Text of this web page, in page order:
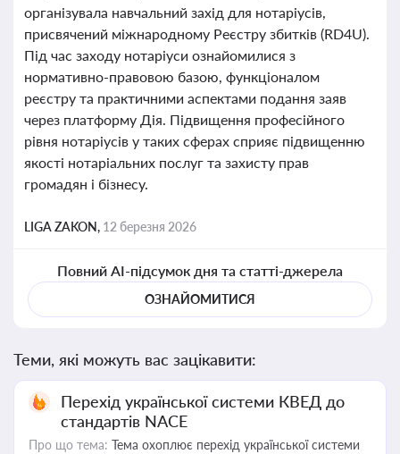
організувала навчальний захід для нотаріусів,
присвячений міжнародному Реєстру збитків (RD4U).
Під час заходу нотаріуси ознайомилися з
нормативно-правовою базою, функціоналом
реєстру та практичними аспектами подання заяв
через платформу Дія. Підвищення професійного
рівня нотаріусів у таких сферах сприяє підвищенню
якості нотаріальних послуг та захисту прав
громадян і бізнесу.
LIGA ZAKON, 12 березня 2026
Повний AI-підсумок дня та статті-джерела
ОЗНАЙОМИТИСЯ
Теми, які можуть вас зацікавити:
Перехід української системи КВЕД до
стандартів NACE
Про що тема: Тема охоплює перехід української системи